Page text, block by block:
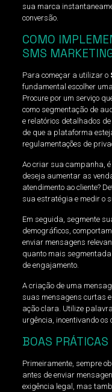
sua marca
conversão.
COMO
SMS
Para começar a utilizar o
fundamental escolher uma
Procure por um serviço
como segmentação de
e relatórios detalhados
de que a plataforma
regulamentações de
Ao criar sua campanha, é
deseja aumentar as
atendimento ao cliente?
sua estratégia e medir o
Em seguida, segmente
demográficos,
enviar mensagens
quanto mais
de engajamento.
A criação de uma
suas mensagens curtas
ação clara. Utilize
urgência, incentivando
BOAS
Primeiramente, sempre
antes de enviar
exigência legal, mas